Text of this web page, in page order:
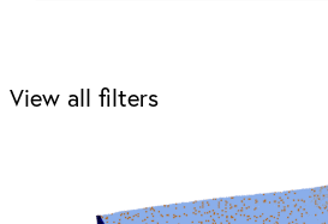
View all filters